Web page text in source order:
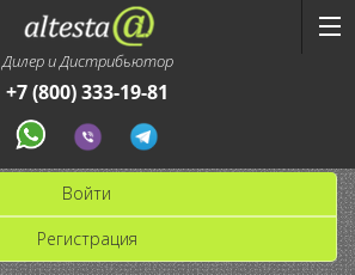
Дилер и Дистрибьютор
+7 (800) 333-19-81
Войти
Регистрация